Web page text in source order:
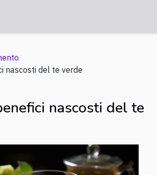
nascosti del te verde
nascosti del te